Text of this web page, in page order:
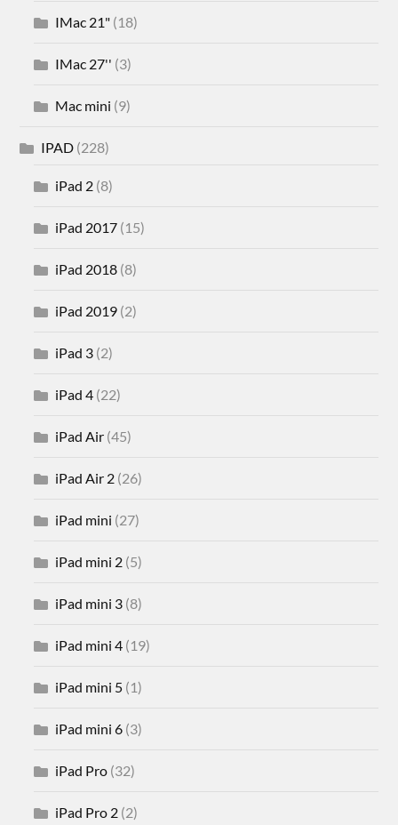
IMac 21" (18)
IMac 27'' (3)
Mac mini (9)
IPAD (228)
iPad 2 (8)
iPad 2017 (15)
iPad 2018 (8)
iPad 2019 (2)
iPad 3 (2)
iPad 4 (22)
iPad Air (45)
iPad Air 2 (26)
iPad mini (27)
iPad mini 2 (5)
iPad mini 3 (8)
iPad mini 4 (19)
iPad mini 5 (1)
iPad mini 6 (3)
iPad Pro (32)
iPad Pro 2 (2)